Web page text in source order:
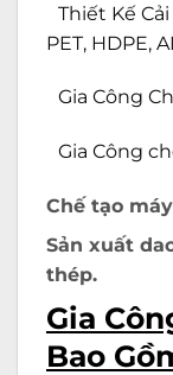
Thiết Kế
PET, HDPE,
Gia Công
Gia Công
Chế tạo
Sản xuất
thép.
Gia
Bao